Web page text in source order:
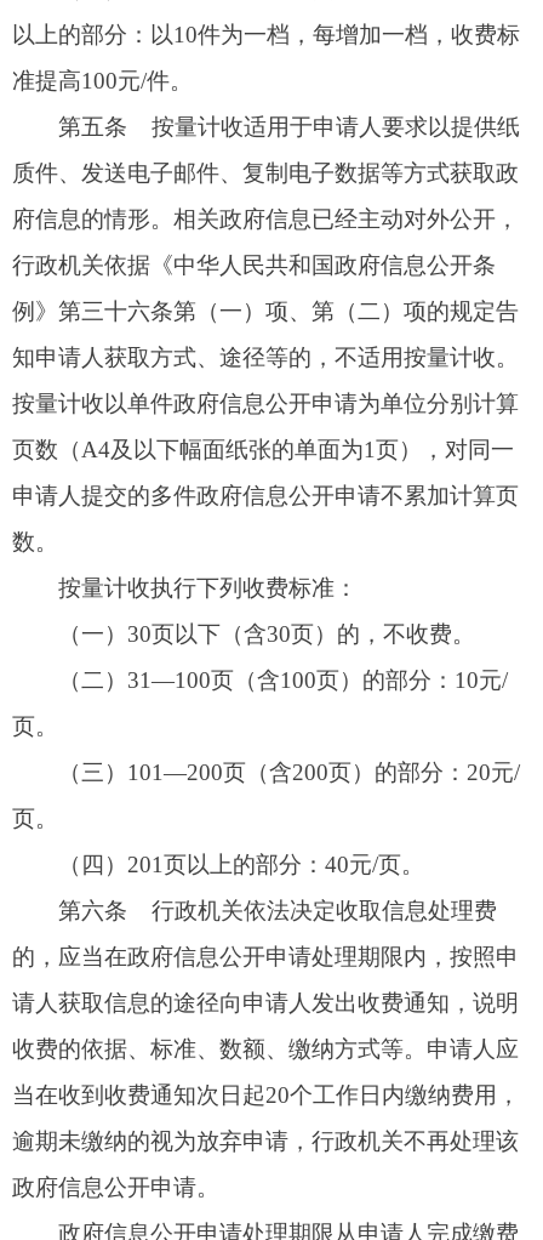
按量计收执行下列收费标准：
（一）30页以下（含30页）的，不收费。
（二）31—100页（含100页）的部分：10元/
（三）101—200页（含200页）的部分：20元/
页。
（四）201页以上的部分：40元/页。
第六条行政机关依法决定收取信息处理费
的，应当在政府信息公开申请处理期限内，按照申
收费的依据、标准、数额、缴纳方式等。申请人应
当在收到收费通知次日起20个工作日内缴纳费用，
逾期未缴纳的视为放弃申请，行政机关不再处理该
政府信息公开申请。
政府信息公开申请处理期限从申请人完成缴费
第七条
申请人对收取信息处理费的决定有异
议的，不能单独就该决定申请行政复议或者提起行
政诉讼，可以在缴费期满后，就行政机关不再处理
其政府信息公开申请的行为，依据《中华人民共和
国政府信息公开条例》第五十一条的规定，向上一
举报，或者依法申请行政复议、提起行政诉讼。法
律、行政法规另有规定的，从其规定。
第八条行政机关收取的信息处理费属于行政
事业性收费，按照政府非税收入和国库集中收缴管
理有关规定纳入一般公共预算管理，及时足额缴入
关规定执行。
第九条行政机关收取信息处理费，应当按照
财务隶属关系分别使用财政部或者省、自治区、直
辖市财政部门统一监（印）制的财政票据。